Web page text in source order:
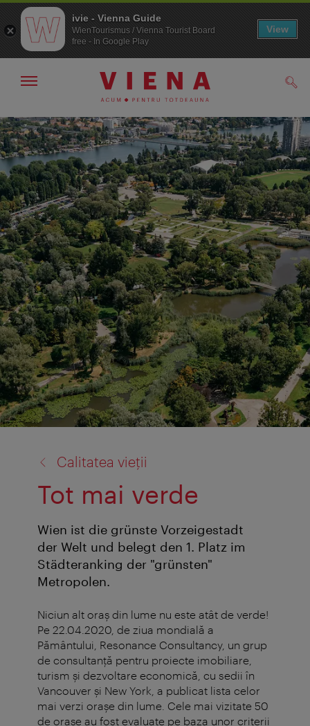
Către
navigare
Către
texte
Arată/ascunde
Calitatea vieții
Tot mai verde
Wien ist die grünste Vorzeigestadt
der Welt und belegt den 1. Platz im
Städteranking der "grünsten"
Metropolen.
Niciun alt oraş din lume nu este atât de verde!
Pe 22.04.2020, de ziua mondială a
Pământului, Resonance Consultancy, un grup
de consultanţă pentru proiecte imobiliare,
turism şi dezvoltare economică, cu sedii în
Vancouver şi New York, a publicat lista celor
mai verzi oraşe din lume. Cele mai vizitate 50
de oraşe au fost evaluate pe baza unor criterii
ivie - Vienna Guide
WienTourismus / Vienna Tourist Board
free - In Google Play
View